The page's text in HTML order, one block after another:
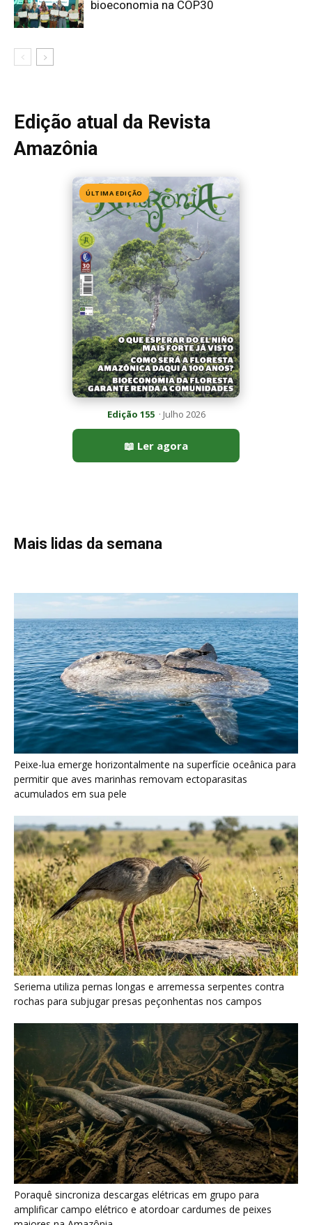
Edição 155· Julho 2026
📖 Ler agora
Mais lidas da semana
Peixe-lua emerge horizontalmente na superfície oceânica para
permitir que aves marinhas removam ectoparasitas
Seriema utiliza pernas longas e arremessa serpentes contra
rochas para subjugar presas peçonhentas nos campos
Poraquê sincroniza descargas elétricas em grupo para
amplificar campo elétrico e atordoar cardumes de peixes
maiores na Amazônia
Seriema combina corridas em alta velocidade e arremessos
contra rochas para imobilizar serpentes peçonhentas no
cerrado